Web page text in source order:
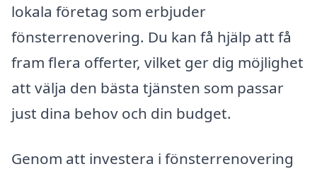
lokala företag som erbjuder
fönsterrenovering. Du kan få hjälp att få
fram flera offerter, vilket ger dig möjlighet
att välja den bästa tjänsten som passar
just dina behov och din budget.
Genom att investera i fönsterrenovering